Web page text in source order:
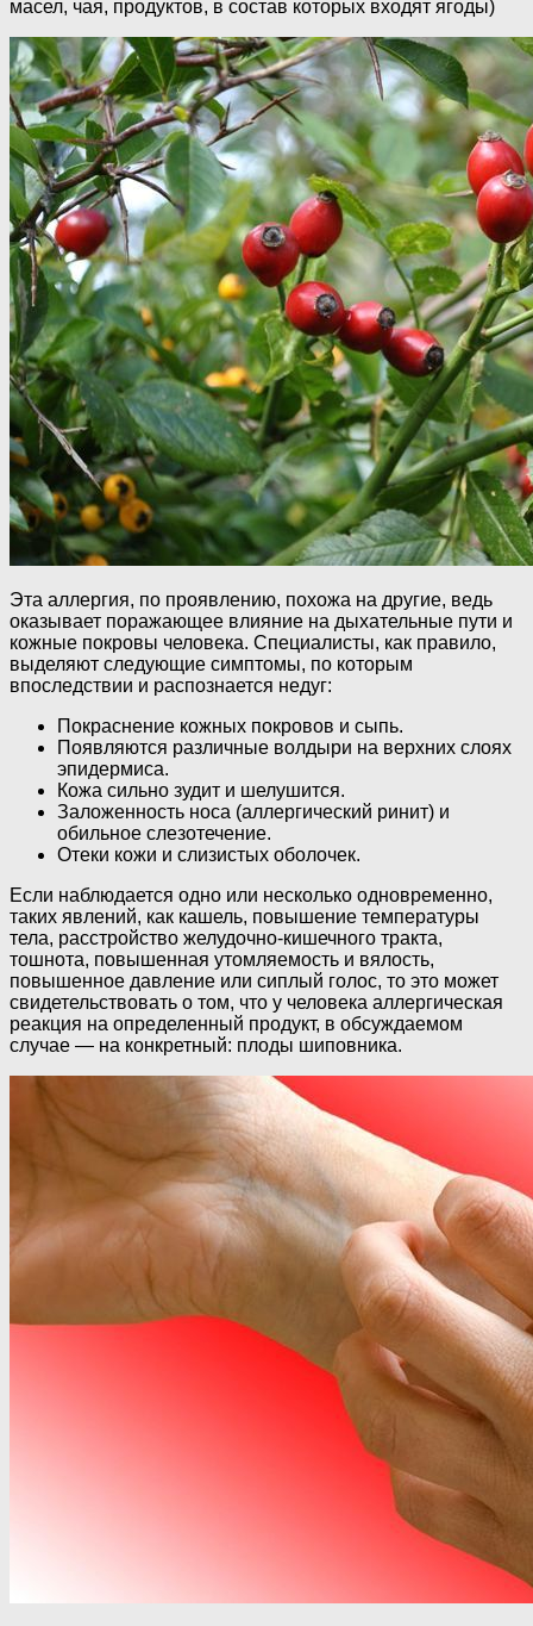
масел, чая, продуктов, в состав которых входят ягоды)
Эта аллергия, по проявлению, похожа на другие, ведь
оказывает поражающее влияние на дыхательные пути и
кожные покровы человека. Специалисты, как правило,
выделяют следующие симптомы, по которым
впоследствии и распознается недуг:
Покраснение кожных покровов и сыпь.
Появляются различные волдыри на верхних слоях
эпидермиса.
Кожа сильно зудит и шелушится.
Заложенность носа (аллергический ринит) и
обильное слезотечение.
Отеки кожи и слизистых оболочек.
Если наблюдается одно или несколько одновременно,
таких явлений, как кашель, повышение температуры
тела, расстройство желудочно-кишечного тракта,
тошнота, повышенная утомляемость и вялость,
повышенное давление или сиплый голос, то это может
свидетельствовать о том, что у человека аллергическая
реакция на определенный продукт, в обсуждаемом
случае — на конкретный: плоды шиповника.